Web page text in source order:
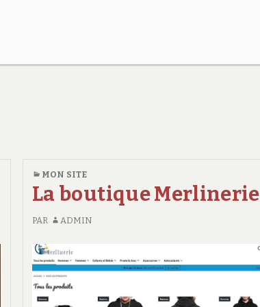
MON SITE
La boutique Merlinerie
PAR ADMIN